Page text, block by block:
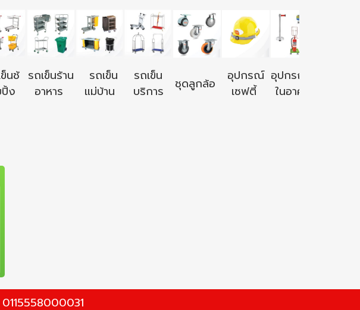
นช้
ง
รถเข็นร้าน
อาหาร
รถเข็น
แม่บ้าน
รถเข็น
บริการ
ชุดลูกล้อ
อุปกรณ์
เซฟตี้
อุปกรณ์ใช้
ในอาคาร